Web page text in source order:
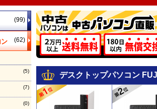
(99)
(62)
(5)
(7)
(0)
デスクトップパソコン